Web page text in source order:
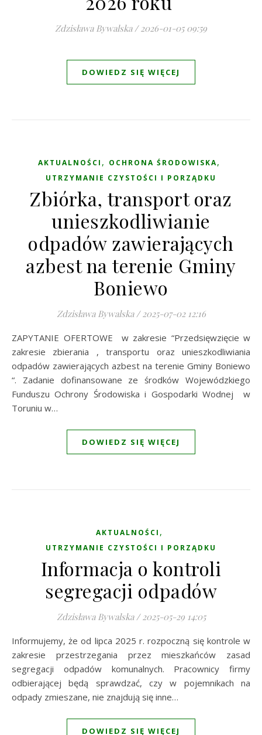
Zdzisława Bywalska / 2026-01-05 09:59
DOWIEDZ SIĘ WIĘCEJ
AKTUALNOŚCI , OCHRONA ŚRODOWISKA,
UTRZYMANIE CZYSTOŚCI I PORZĄDKU
Zbiórka, transport oraz
unieszkodliwianie
odpadów zawierających
azbest na terenie Gminy
Boniewo
Zdzisława Bywalska / 2025-07-02 12:16
ZAPYTANIE OFERTOWE w zakresie “Przedsięwzięcie w
zakresie zbierania , transportu oraz unieszkodliwiania
odpadów zawierających azbest na terenie Gminy Boniewo
“. Zadanie dofinansowane ze środków Wojewódzkiego
Funduszu Ochrony Środowiska i Gospodarki Wodnej w
Toruniu w…
DOWIEDZ SIĘ WIĘCEJ
AKTUALNOŚCI ,
UTRZYMANIE CZYSTOŚCI I PORZĄDKU
Informacja o kontroli
segregacji odpadów
Zdzisława Bywalska / 2025-05-29 14:05
Informujemy, że od lipca 2025 r. rozpoczną się kontrole w
zakresie przestrzegania przez mieszkańców zasad
segregacji odpadów komunalnych. Pracownicy firmy
odbierającej będą sprawdzać, czy w pojemnikach na
odpady zmieszane, nie znajdują się inne…
DOWIEDZ SIĘ WIĘCEJ